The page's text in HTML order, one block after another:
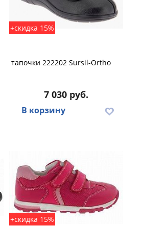
+скидка 15%
тапочки 222202 Sursil-Ortho
7 030 руб.
В корзину
+скидка 15%